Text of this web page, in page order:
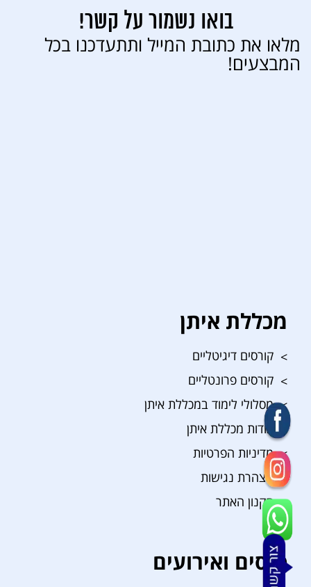
בואו נשמור על קשר!
מלאו את כתובת המייל ותתעדכנו בכל
המבצעים!
מכללת איתן
קורסים דיגיטליים
קורסים פרונטליים
מסלולי לימוד במכללת איתן
אודות מכללת איתן
מדיניות הפרטיות
הצהרת נגישות
תקנון האתר
כנסים ואירועים